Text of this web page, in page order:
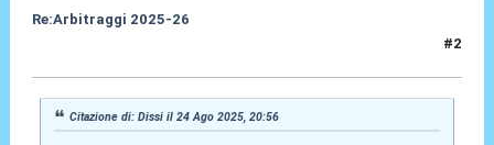
Re:Arbitraggi 2025-26
#2
Citazione di: Dissi il 24 Ago 2025, 20:56